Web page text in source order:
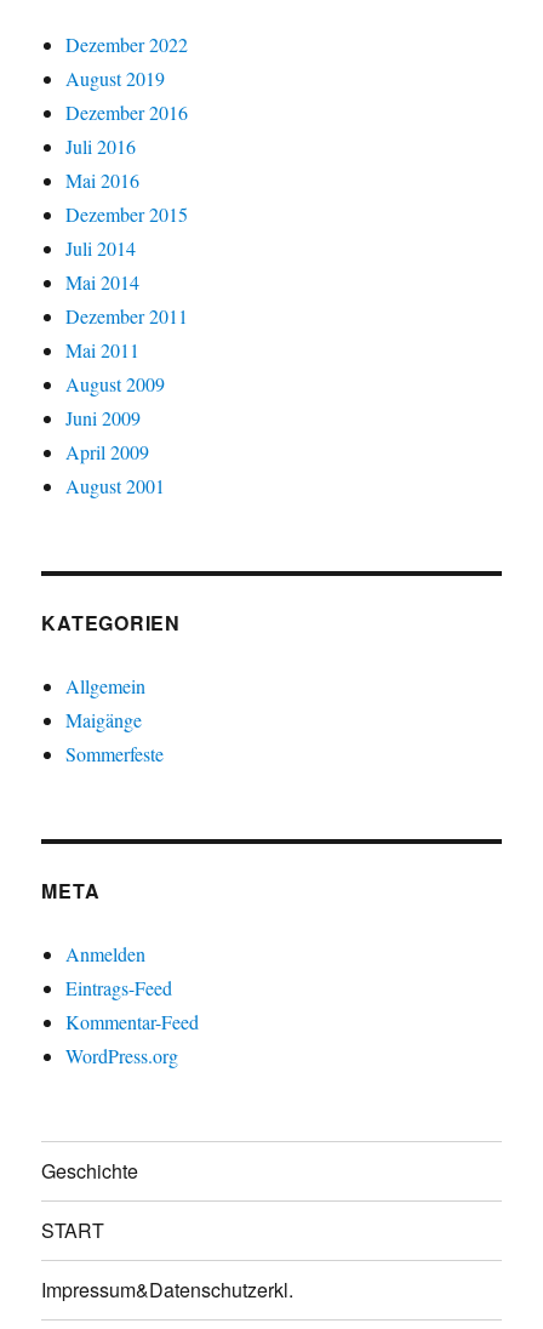
Dezember 2022
August 2019
Dezember 2016
Juli 2016
Mai 2016
Dezember 2015
Juli 2014
Mai 2014
Dezember 2011
Mai 2011
August 2009
Juni 2009
April 2009
August 2001
KATEGORIEN
Allgemein
Maigänge
Sommerfeste
META
Anmelden
Eintrags-Feed
Kommentar-Feed
WordPress.org
Geschichte
START
Impressum&Datenschutzerkl.